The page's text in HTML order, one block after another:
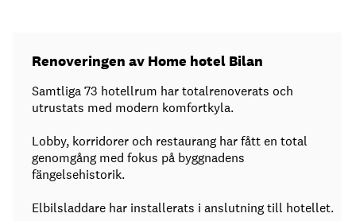
Renoveringen av Home hotel Bilan
Samtliga 73 hotellrum har totalrenoverats och
utrustats med modern komfortkyla.
Lobby, korridorer och restaurang har fått en total
genomgång med fokus på byggnadens
fängelsehistorik.
Elbilsladdare har installerats i anslutning till hotellet.